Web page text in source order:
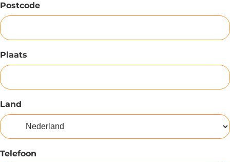
Postcode
Plaats
Land
Telefoon